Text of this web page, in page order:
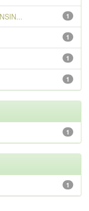
1
1
1
1
1
1